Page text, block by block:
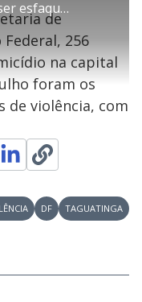
Empresário morre após ser esfaqueado em briga com vizinho no DF
r
e
e
n h
a
de
256
na capital
foram os
de violência, com
DF TAGUATINGA